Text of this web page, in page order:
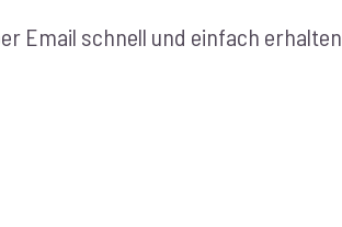
Email schnell und einfach erhalten